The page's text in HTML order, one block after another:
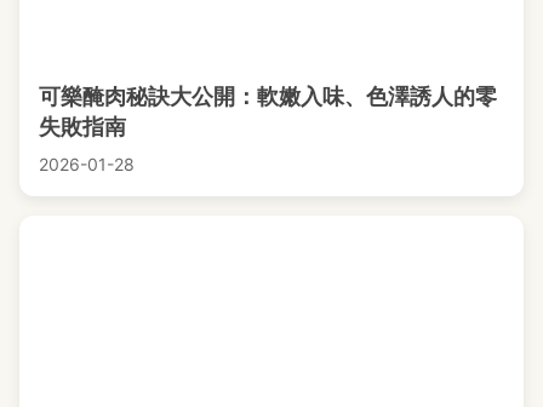
可樂醃肉秘訣大公開：軟嫩入味、色澤誘人的零
失敗指南
2026-01-28